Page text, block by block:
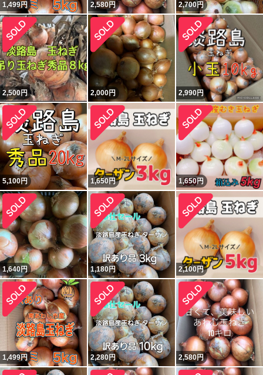
1,499円 2,580円 2,700円
2,500円 2,000円 2,990円
5,100円 1,650円 1,650円
1,640円 1,180円 2,100円
1,499円 2,280円 2,580円